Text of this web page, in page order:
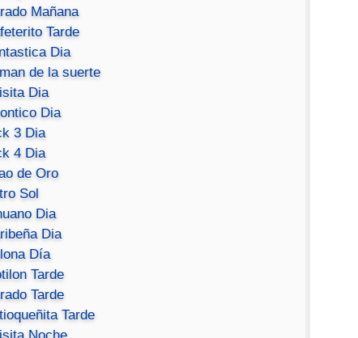
Mañana
Tarde
Dia
de la suerte
Dia
Dia
3 Dia
4 Dia
de Oro
Sol
Dia
Dia
Día
Tarde
Tarde
Tarde